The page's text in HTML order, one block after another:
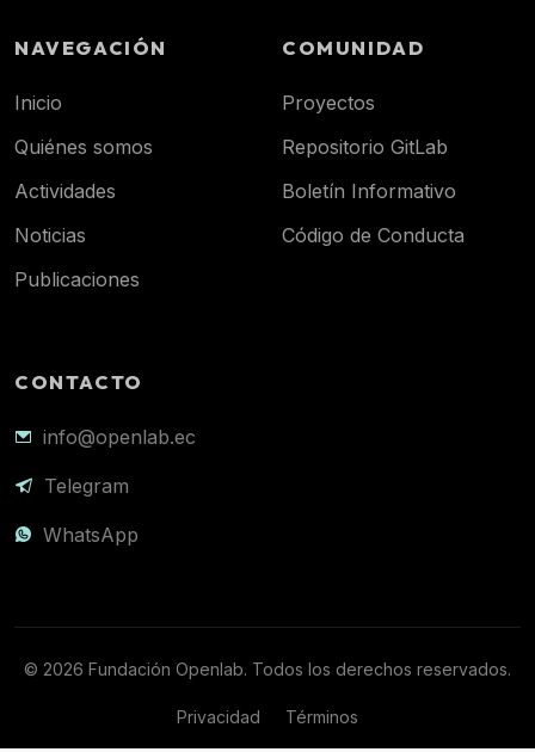
NAVEGACIÓN
Inicio
Quiénes somos
Actividades
Noticias
Publicaciones
COMUNIDAD
Proyectos
Repositorio GitLab
Boletín Informativo
Código de Conducta
CONTACTO
info@openlab.ec
Telegram
WhatsApp
© 2026 Fundación Openlab. Todos los derechos reservados.
Privacidad Términos